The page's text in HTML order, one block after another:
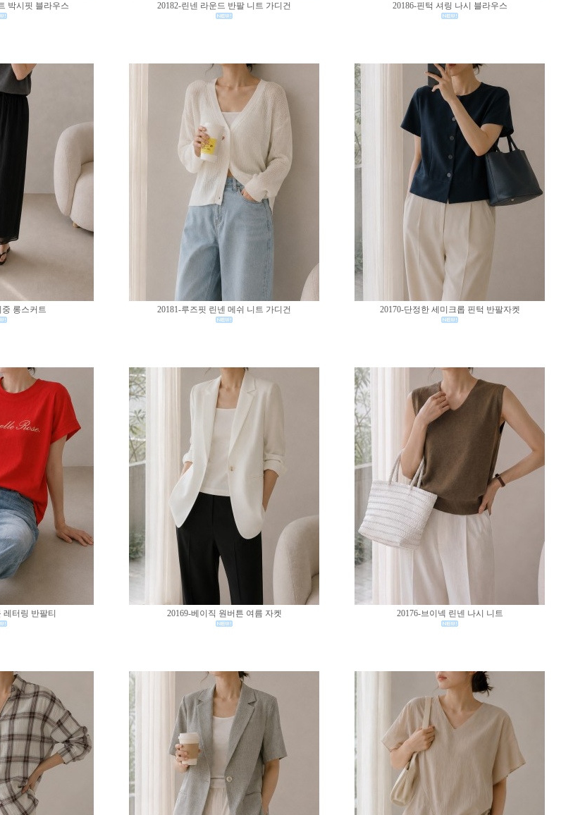
박시핏 블라우스 20182-린넨 라운드 반팔 니트 가디건 20186-핀턱 셔링 나시 블라우스
중 롱스커트 20181-루즈핏 린넨 메쉬 니트 가디건 20170-단정한 세미크롭 핀턱 반팔자켓
레터링 반팔티 20169-베이직 원버튼 여름 자켓 20176-브이넥 린넨 나시 니트